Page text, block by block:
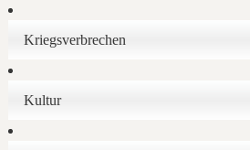
Kriegsverbrechen
Kultur